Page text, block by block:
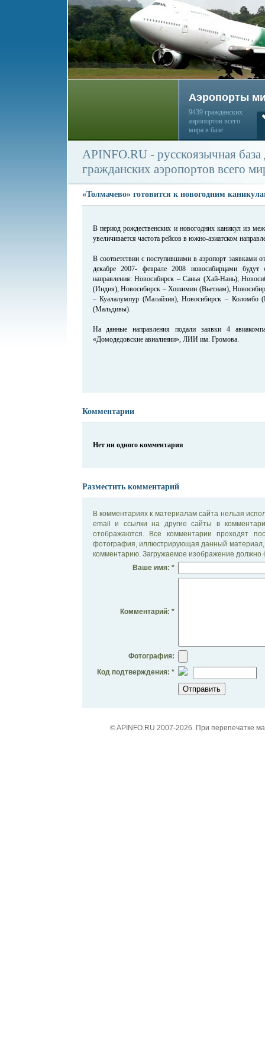
Аэропорты
9439 гражданских
аэропортов всего
мира в базе
APINFO.RU - русскоязычная
гражданских аэропортов всего
«Толмачево» готовится к новогодним
В период рождественских и новогодних каникул из
увеличивается частота рейсов в южно-азиатском
В соответствии с поступившими в аэропорт заявками
декабре 2007- феврале 2008 новосибирцами будут
направления: Новосибирск – Санья (Хай-Нань),
(Индия), Новосибирск – Хошимин (Вьетнам),
– Куалалумпур (Малайзия), Новосибирск –
(Мальдивы).
На данные направления подали заявки 4
«Домодедовские авиалинии», ЛИИ им. Громова.
Комментарии
Нет ни одного комментария
Разместить комментарий
В комментариях к материалам сайта нельзя
email и ссылки на другие сайты в
отображаются. Все комментарии проходят
фотография, иллюстрирующая данный материал,
комментарию. Загружаемое изображение должно
Ваше имя: *
Комментарий: *
Фотография:
Код подтверждения: *
© APINFO.RU 2007-2026. При перепечатке